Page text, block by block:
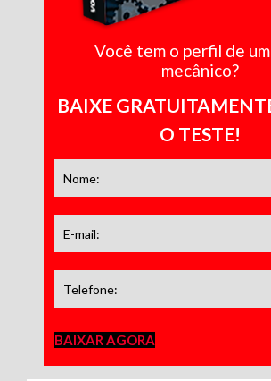
Você tem o perfil de
mecânico?
BAIXE
O TESTE!
BAIXAR AGORA